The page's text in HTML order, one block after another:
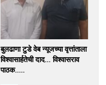
बुलढाणा टुडे वेब न्यूजच्या वृत्तांताला
विश्वासार्हतेची दाद… विश्वासराव
पाठक..…